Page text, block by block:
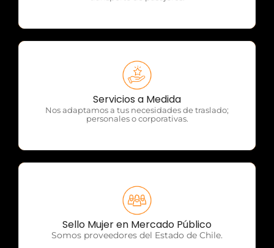
Servicios a Medida
Nos adaptamos a tus necesidades de traslado;
personales o corporativas.
OTP Servicios
Sello Mujer en Mercado Público
Somos proveedores del Estado de Chile.
OTP Servicios